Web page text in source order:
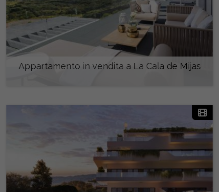
Appartamento in vendita a La Cala de Mijas